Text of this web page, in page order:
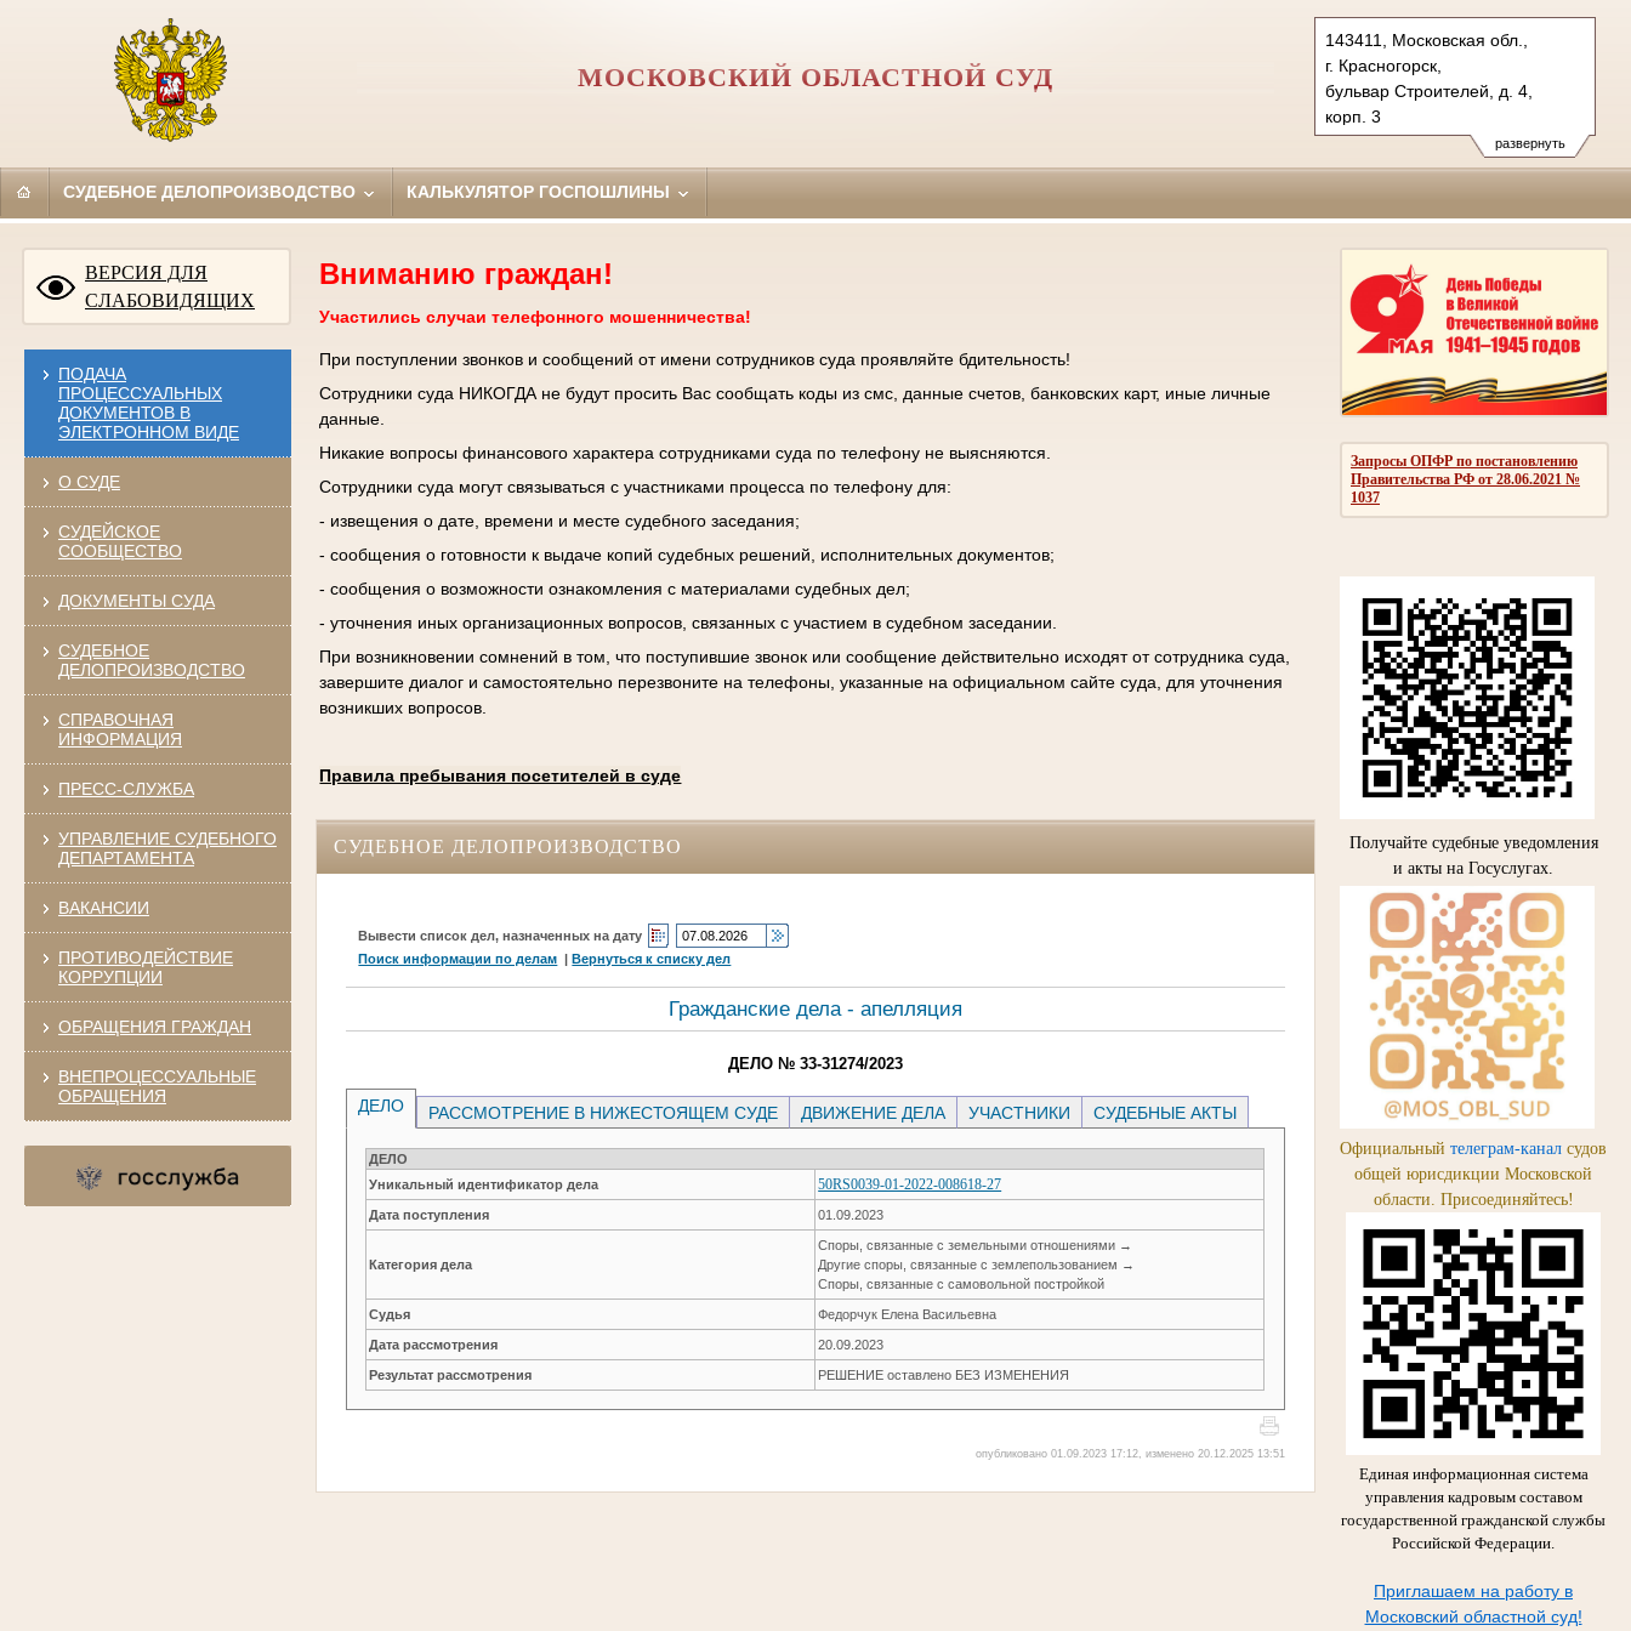
развернуть
143411, Московская обл.,
г. Красногорск,
бульвар Строителей, д. 4,
корп. 3
Тел.: +7 (498) 692 60 00
post.50os0000@sudrf.ru
МОСКОВСКИЙ ОБЛАСТНОЙ СУД
СУДЕБНОЕ ДЕЛОПРОИЗВОДСТВО КАЛЬКУЛЯТОР ГОСПОШЛИНЫ
ВЕРСИЯ ДЛЯ
СЛАБОВИДЯЩИХ
ПОДАЧА
ПРОЦЕССУАЛЬНЫХ
ДОКУМЕНТОВ В
ЭЛЕКТРОННОМ ВИДЕ
О СУДЕ
СУДЕЙСКОЕ
СООБЩЕСТВО
ДОКУМЕНТЫ СУДА
СУДЕБНОЕ
ДЕЛОПРОИЗВОДСТВО
СПРАВОЧНАЯ
ИНФОРМАЦИЯ
ПРЕСС-СЛУЖБА
УПРАВЛЕНИЕ СУДЕБНОГО
ДЕПАРТАМЕНТА
ВАКАНСИИ
ПРОТИВОДЕЙСТВИЕ
КОРРУПЦИИ
ОБРАЩЕНИЯ ГРАЖДАН
ВНЕПРОЦЕССУАЛЬНЫЕ
ОБРАЩЕНИЯ
Запросы ОПФР по постановлению
Правительства РФ от 28.06.2021 №
1037
Получайте судебные уведомления
и акты на Госуслугах.
Официальный телеграм-канал судов
общей юрисдикции Московской
области. Присоединяйтесь!
Единая информационная система
управления кадровым составом
государственной гражданской службы
Российской Федерации.
Приглашаем на работу в
Московский областной суд!
Вниманию граждан!
Участились случаи телефонного мошенничества!
При поступлении звонков и сообщений от имени сотрудников суда проявляйте бдительность!
Сотрудники суда НИКОГДА не будут просить Вас сообщать коды из смс, данные счетов, банковских карт, иные личные
данные.
Никакие вопросы финансового характера сотрудниками суда по телефону не выясняются.
Сотрудники суда могут связываться с участниками процесса по телефону для:
- извещения о дате, времени и месте судебного заседания;
- сообщения о готовности к выдаче копий судебных решений, исполнительных документов;
- сообщения о возможности ознакомления с материалами судебных дел;
- уточнения иных организационных вопросов, связанных с участием в судебном заседании.
При возникновении сомнений в том, что поступившие звонок или сообщение действительно исходят от сотрудника суда,
завершите диалог и самостоятельно перезвоните на телефоны, указанные на официальном сайте суда, для уточнения
возникших вопросов.
Правила пребывания посетителей в суде
СУДЕБНОЕ ДЕЛОПРОИЗВОДСТВО
Вывести список дел, назначенных на дату
Поиск информации по делам |Вернуться к списку дел
Гражданские дела - апелляция
ДЕЛО № 33-31274/2023
ДЕЛО РАССМОТРЕНИЕ В НИЖЕСТОЯЩЕМ СУДЕ ДВИЖЕНИЕ ДЕЛА УЧАСТНИКИ СУДЕБНЫЕ АКТЫ
ДЕЛО
Уникальный идентификатор дела
50RS0039-01-2022-008618-27
Дата поступления 01.09.2023
Категория дела
Споры, связанные с земельными отношениями →
Другие споры, связанные с землепользованием →
Споры, связанные с самовольной постройкой
Судья Федорчук Елена Васильевна
Дата рассмотрения 20.09.2023
Результат рассмотрения РЕШЕНИЕ оставлено БЕЗ ИЗМЕНЕНИЯ
опубликовано 01.09.2023 17:12, изменено 20.12.2025 13:51